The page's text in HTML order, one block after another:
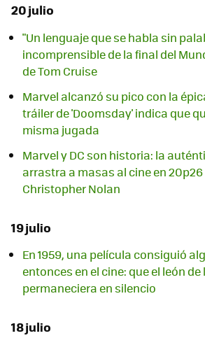
20 julio
"Un lenguaje que se habla sin
incomprensible de la final del
de Tom Cruise
Marvel alcanzó su pico con la
tráiler de 'Doomsday' indica que
misma jugada
Marvel y DC son historia: la
arrastra a masas al cine en
Christopher Nolan
19 julio
En 1959, una película consiguió
entonces en el cine: que el león de
permaneciera en silencio
18 julio